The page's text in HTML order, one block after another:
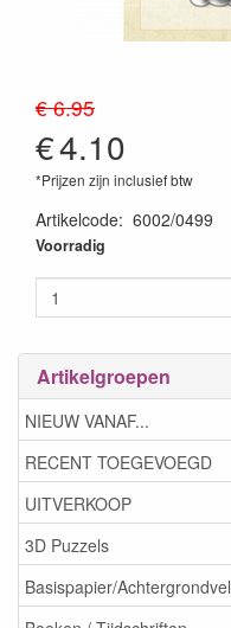
Artikelgroepen
NIEUW VANAF...
RECENT TOEGEVOEGD
UITVERKOOP
3D Puzzels
Basispapier/Achtergrondvel
€ 6.95
€4.10
*Prijzen zijn inclusief btw
Artikelcode: 6002/0499
8717706032250
Voorradig